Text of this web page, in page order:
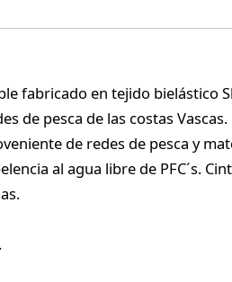
fabricado en tejido bielástico
de pesca de las costas Vascas.
de redes de pesca y
al agua libre de PFC´s.